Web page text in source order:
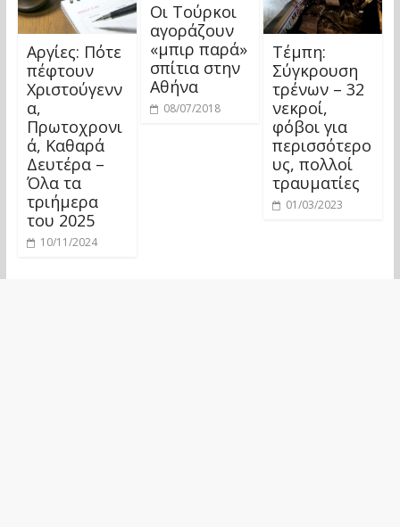
Αργίες: Πότε
πέφτουν
Χριστούγενν
α,
Πρωτοχρονι
ά, Καθαρά
Δευτέρα –
Όλα τα
τριήμερα
του 2025
10/11/2024
Οι Τούρκοι
αγοράζουν
«μπιρ παρά»
σπίτια στην
Αθήνα
08/07/2018
Τέμπη:
Σύγκρουση
τρένων – 32
νεκροί,
φόβοι για
περισσότερο
υς, πολλοί
τραυματίες
01/03/2023